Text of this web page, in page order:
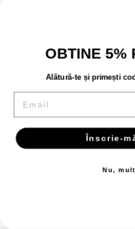
OBTINE 5%
Alătură-te și primești
Email
Înscrie-
Nu,